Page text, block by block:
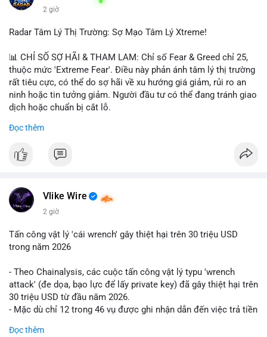
📰 Nguồn: CoinDesk
2 giờ
Radar Tâm Lý Thị Trường: Sợ Mạo Tâm Lý Xtreme!
📊 CHỈ SỐ SỢ HÃI & THAM LAM: Chỉ số Fear & Greed chỉ 25,
thuộc mức 'Extreme Fear'. Điều này phản ánh tâm lý thị trường
rất tiêu cực, có thể do sợ hãi về xu hướng giá giảm, rủi ro an
ninh hoặc tin tưởng giảm. Người đầu tư có thể đang tránh giao
dịch hoặc chuẩn bị cắt lỗ.
📈 XU HƯỚNG TÌM KIẾM & THẢO LUẬN: Coin trending trên
(CASHCAT), Pudgy Penguins (PENGU) và OVERTAKE (TAKE).
trung của người dùng vào các chủ đề địa phương. Trên
LunarCrush, các chủ đề như Solana, Taylor Swift và UFC 310
💬 DÒNG CHẢY TIN TỨC & TRUYỀN THÔNG: Tài chính Việt
Bắc', trong khi tin tức quốc tế nhấn mạnh việc Putin ký luật
crypto và sự kiện an ninh như hack Zeus Wallet. Trên Binance
Square, nhiều người chia sẻ chiến lược giao dịch như lệnh
Long $BTW hoặc cập nhật về sự kiện Alpha Trading
Đọc thêm
Vlike Wire
2 giờ
Tấn công vật lý 'cái wrench' gây thiệt hại trên 30 triệu USD
trong năm 2026
- Theo Chainalysis, các cuộc tấn công vật lý typu 'wrench
attack' (đe dọa, bạo lực để lấy private key) đã gây thiệt hại trên
30 triệu USD từ đầu năm 2026.
- Mặc dù chỉ 12 trong 46 vụ được ghi nhận dẫn đến việc trả tiền
gồm rò rỉ dữ liệu và đe dọa tới gia đình, bạn bè của người sở
Đọc thêm